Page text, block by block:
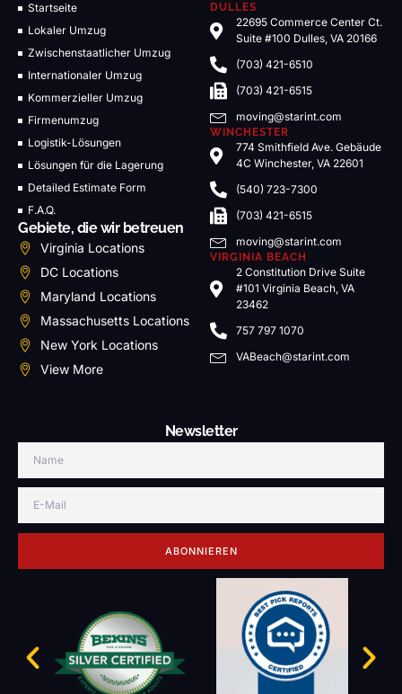
Startseite
Lokaler Umzug
Zwischenstaatlicher Umzug
Internationaler Umzug
Kommerzieller Umzug
Firmenumzug
Logistik-Lösungen
Lösungen für die Lagerung
Detailed Estimate Form
F.A.Q.
Gebiete, die wir betreuen
Virginia Locations
DC Locations
Maryland Locations
Massachusetts Locations
New York Locations
View More
DULLES
22695 Commerce Center Ct.
Suite #100 Dulles, VA 20166
(703) 421-6510
(703) 421-6515
moving@starint.com
WINCHESTER
774 Smithfield Ave. Gebäude
4C Winchester, VA 22601
(540) 723-7300
(703) 421-6515
moving@starint.com
VIRGINIA BEACH
2 Constitution Drive Suite
#101 Virginia Beach, VA
23462
757 797 1070
VABeach@starint.com
Newsletter
ABONNIEREN